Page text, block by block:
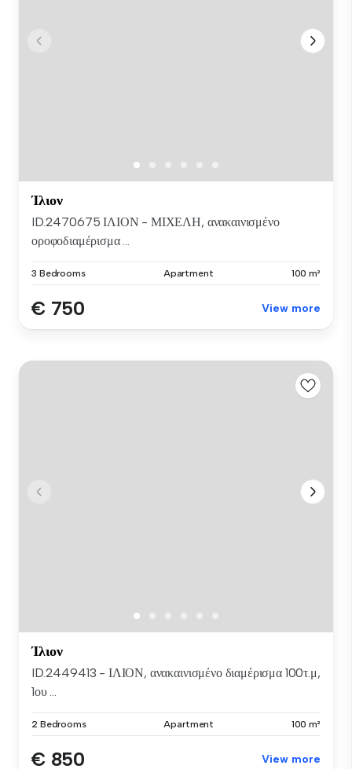
Ίλιον
ID.2470675 ΙΛΙΟΝ - ΜΙΧΕΛΗ, ανακαινισμένο
οροφοδιαμέρισμα ...
3 Bedrooms Apartment 100 m²
€ 750 View more
Ίλιον
ID.2449413 - ΙΛΙΟΝ, ανακαινισμένο διαμέρισμα 100τ.μ,
1ου ...
2 Bedrooms Apartment 100 m²
€ 850 View more